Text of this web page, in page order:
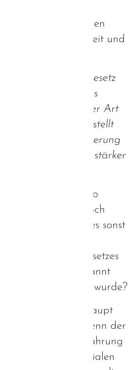
des Bayerischen
für Familie, Arbeit und
Bundesteilhabegesetz
mitteilen, dass das
nicht nach der Art
unterscheidet. Es stellt
mit Behinderung
Bedürfnisse stärker
gar nicht mal so
ist in der Praxis jedoch
Oder wie kann es sonst
Bundesteilhabegesetzes
deren GdB aberkannt
zurückgestuft wurde?
Gesetz überhaupt
Autisten finden, wenn der
Faktor bei der Gewährung
der sozialen